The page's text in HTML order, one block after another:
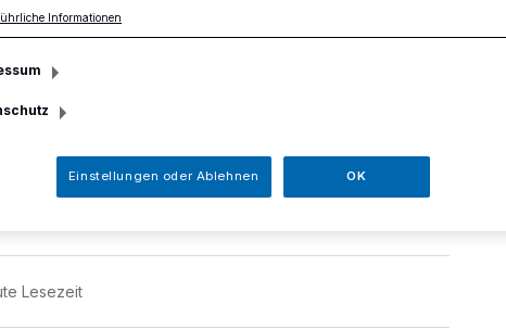
Toni und Anni Esser aus Mettmann feierte
ihre Eiserne Hochzeit. 65 Jahre ist es
2. April 1953 das Ja-Wort gaben. Auch
Bürgermeister Thomas Dinkelmann
zu diesem besonderen Jubiläum
Lesezeit
Informationen
Einstellungen oder Ablehnen OK